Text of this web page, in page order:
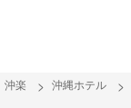
沖楽 沖縄ホテル